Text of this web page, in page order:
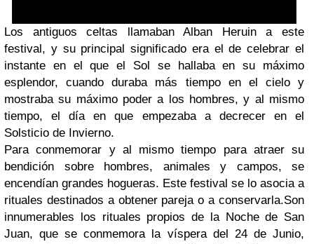
Los antiguos celtas llamaban Alban Heruin a este
festival, y su principal significado era el de celebrar el
instante en el que el Sol se hallaba en su máximo
esplendor, cuando duraba más tiempo en el cielo y
mostraba su máximo poder a los hombres, y al mismo
tiempo, el día en que empezaba a decrecer en el
Solsticio de Invierno.
Para conmemorar y al mismo tiempo para atraer su
bendición sobre hombres, animales y campos, se
encendían grandes hogueras. Este festival se lo asocia a
rituales destinados a obtener pareja o a conservarla.Son
innumerables los rituales propios de la Noche de San
Juan, que se conmemora la víspera del 24 de Junio,